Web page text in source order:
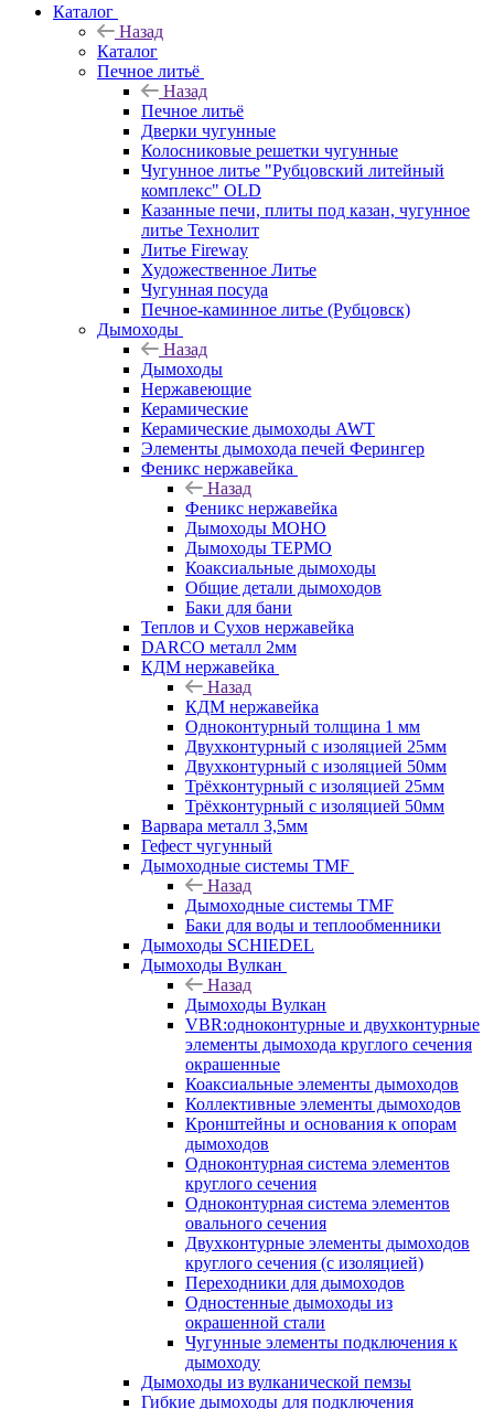
Каталог
Назад
Каталог
Печное литьё
Назад
Печное литьё
Дверки чугунные
Колосниковые решетки чугунные
Чугунное литье "Рубцовский литейный
комплекс" OLD
Казанные печи, плиты под казан, чугунное
литье Технолит
Литье Fireway
Художественное Литье
Чугунная посуда
Печное-каминное литье (Рубцовск)
Дымоходы
Назад
Дымоходы
Нержавеющие
Керамические
Керамические дымоходы AWT
Элементы дымохода печей Ферингер
Феникс нержавейка
Назад
Феникс нержавейка
Дымоходы МОНО
Дымоходы ТЕРМО
Коаксиальные дымоходы
Общие детали дымоходов
Баки для бани
Теплов и Сухов нержавейка
DARCO металл 2мм
КДМ нержавейка
Назад
КДМ нержавейка
Одноконтурный толщина 1 мм
Двухконтурный с изоляцией 25мм
Двухконтурный с изоляцией 50мм
Трёхконтурный с изоляцией 25мм
Трёхконтурный с изоляцией 50мм
Варвара металл 3,5мм
Гефест чугунный
Дымоходные системы TMF
Назад
Дымоходные системы TMF
Баки для воды и теплообменники
Дымоходы SCHIEDEL
Дымоходы Вулкан
Назад
Дымоходы Вулкан
VBR:одноконтурные и двухконтурные
элементы дымохода круглого сечения
окрашенные
Коаксиальные элементы дымоходов
Коллективные элементы дымоходов
Кронштейны и основания к опорам
дымоходов
Одноконтурная система элементов
круглого сечения
Одноконтурная система элементов
овального сечения
Двухконтурные элементы дымоходов
круглого сечения (с изоляцией)
Переходники для дымоходов
Одностенные дымоходы из
окрашенной стали
Чугунные элементы подключения к
дымоходу
Дымоходы из вулканической пемзы
Гибкие дымоходы для подключения